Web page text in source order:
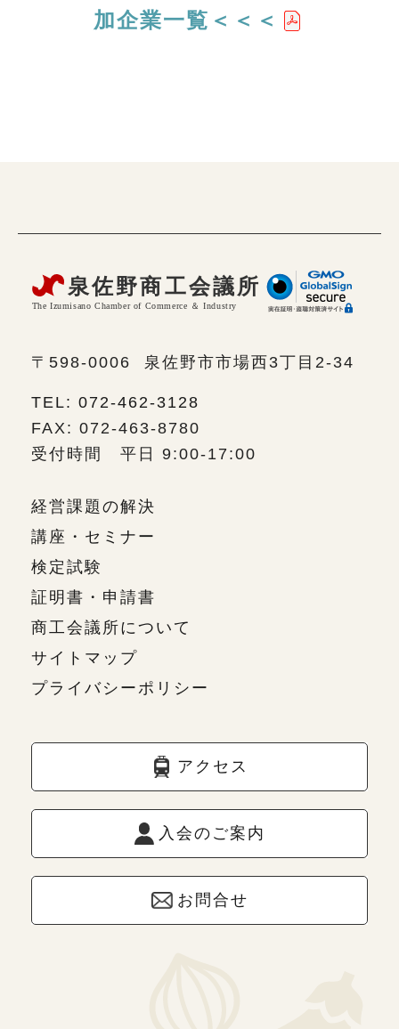
加企業一覧＜＜＜
〒598-0006 泉佐野市市場西3丁目2-34
TEL: 072-462-3128
FAX: 072-463-8780
受付時間 平日 9:00-17:00
経営課題の解決
講座・セミナー
検定試験
証明書・申請書
商工会議所について
サイトマップ
プライバシーポリシー
アクセス
入会のご案内
お問合せ